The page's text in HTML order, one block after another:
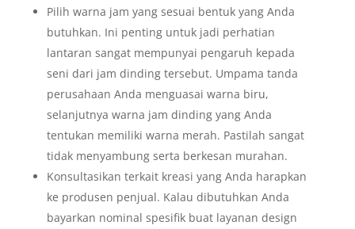
Pilih warna jam yang sesuai bentuk yang Anda
butuhkan. Ini penting untuk jadi perhatian
lantaran sangat mempunyai pengaruh kepada
seni dari jam dinding tersebut. Umpama tanda
perusahaan Anda menguasai warna biru,
selanjutnya warna jam dinding yang Anda
tentukan memiliki warna merah. Pastilah sangat
tidak menyambung serta berkesan murahan.
Konsultasikan terkait kreasi yang Anda harapkan
ke produsen penjual. Kalau dibutuhkan Anda
bayarkan nominal spesifik buat layanan design